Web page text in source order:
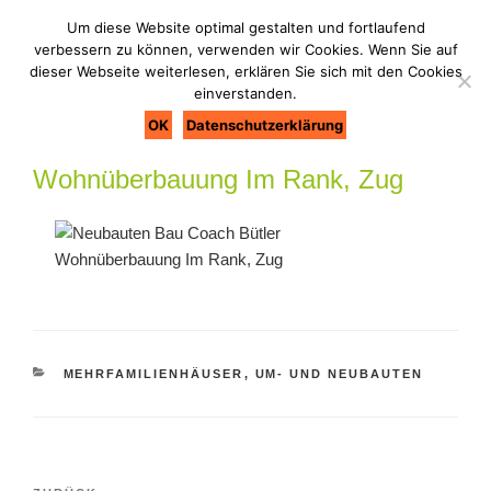
springenBAU COACH BÜTLER
Bau nie ohne Coach
Menü
Wohnüberbauung Im Rank, Zug
Wohnüberbauung Im Rank, Zug
KATEGORIEN
MEHRFAMILIENHÄUSER , UM- UND NEUBAUTEN
Beitragsnavigation
Um diese Website optimal gestalten und fortlaufend
verbessern zu können, verwenden wir Cookies. Wenn Sie auf
dieser Webseite weiterlesen, erklären Sie sich mit den Cookies
einverstanden.
OK
Datenschutzerklärung